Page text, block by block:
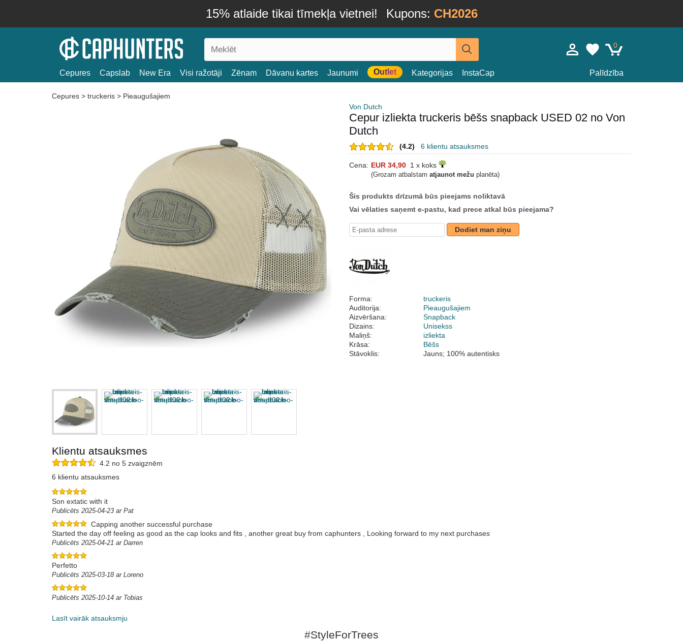
15% atlaide tikai tīmekļa vietnei! Kupons: CH2026
0
Cepures Capslab New Era Visi ražotāji Zēnam Dāvanu kartes Jaunumi Outlet Kategorijas InstaCap Palīdzība
Cepures > truckeris > Pieaugušajiem
Von Dutch
Cepur izliekta truckeris bēšs snapback USED 02 no Von
Dutch
(4.2) 6 klientu atsauksmes
Cena: EUR 34,90 1 x koks
(Grozam atbalstam atjaunot mežu planēta)
Šis produkts drīzumā būs pieejams noliktavā
Vai vēlaties saņemt e-pastu, kad prece atkal būs pieejama?
Dodiet man ziņu
Forma:
truckeris
Auditorija:
Pieaugušajiem
Aizvēršana:
Snapback
Dizains:
Unisekss
Maliņš:
izliekta
Krāsa:
Bēšs
Stāvoklis:
Jauns; 100% autentisks
Klientu atsauksmes
4.2 no 5 zvaigznēm
6 klientu atsauksmes
Son extatic with it
Publicēts 2025-04-23 ar Pat
Capping another successful purchase
Started the day off feeling as good as the cap looks and fits , another great buy from caphunters , Looking forward to my next purchases
Publicēts 2025-04-21 ar Darren
Perfetto
Publicēts 2025-03-18 ar Loreno
Publicēts 2025-10-14 ar Tobias
Lasīt vairāk atsauksmju
#StyleForTrees